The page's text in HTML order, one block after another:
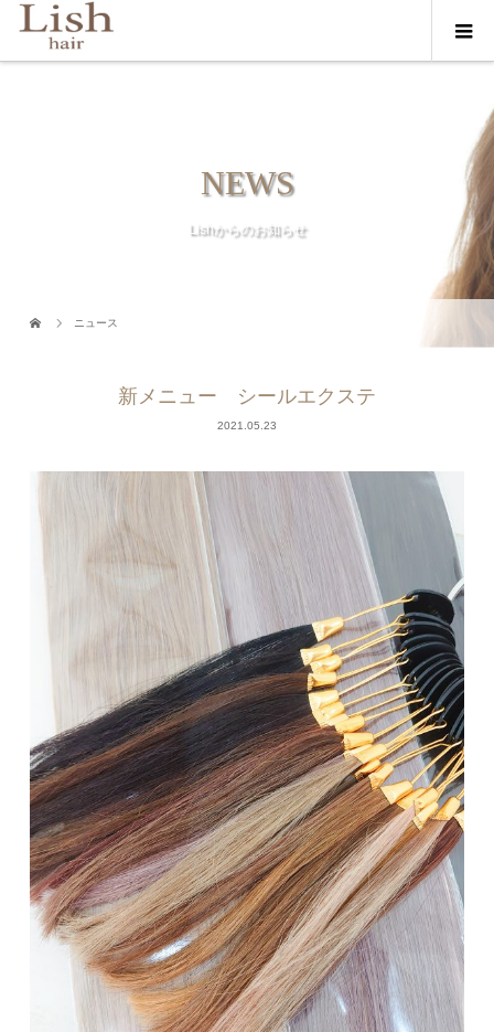
NEWS
Lishからのお知らせ
ニュース
新メニュー シールエクステ
2021.05.23